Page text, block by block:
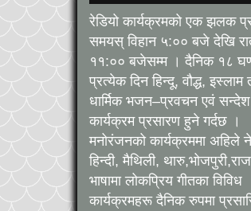
रेडियो कार्यक्रमको एक झलक
समयस् विहान ५:०० बजे देखि
११:०० बजेसम्म । दैनिक १८
प्रत्येक दिन हिन्दू, वौद्ध,
धार्मिक भजन–प्रवचन एवं
कार्यक्रम प्रसारण हुने गर्दछ ।
मनोरंजनको कार्यक्रममा अहिले
हिन्दी, मैथिली,
भाषामा लोकप्रिय गीतका विविध
कार्यक्रमहरू दैनिक रुपमा